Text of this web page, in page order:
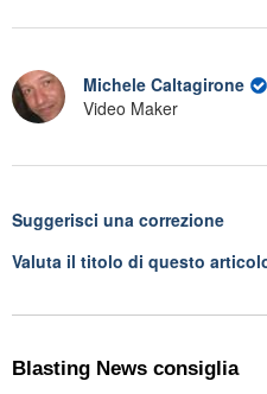
Michele Caltagirone
Video Maker
Suggerisci una correzione
Valuta il titolo di questo
Blasting News consiglia